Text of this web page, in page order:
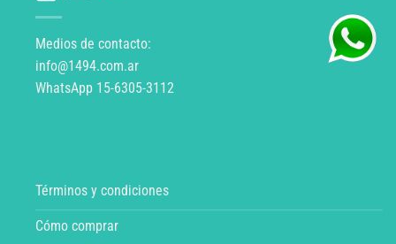
Medios de contacto:
info@1494.com.ar
WhatsApp 15-6305-3112
Términos y condiciones
Cómo comprar